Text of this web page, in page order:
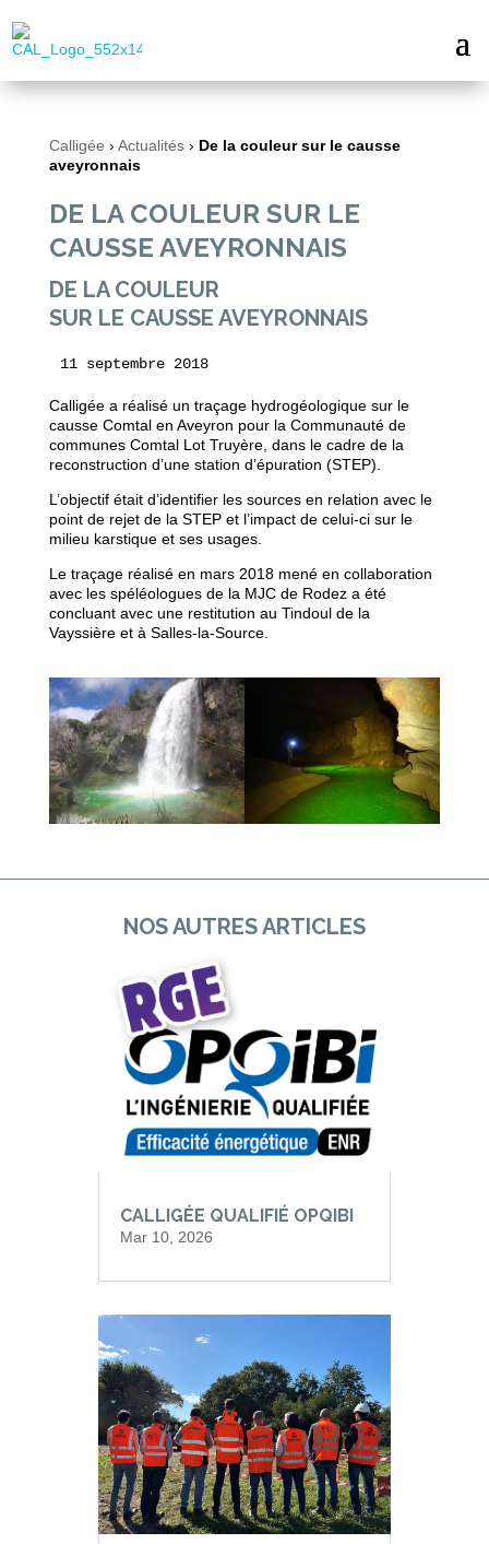
Calligée › Actualités› De la couleur sur le causse
aveyronnais
DE LA COULEUR SUR LE
CAUSSE AVEYRONNAIS
DE LA COULEUR
SUR LE CAUSSE AVEYRONNAIS
11 septembre 2018
Calligée a réalisé un traçage hydrogéologique sur le
causse Comtal en Aveyron pour la Communauté de
communes Comtal Lot Truyère, dans le cadre de la
reconstruction d’une station d’épuration (STEP).
L’objectif était d’identifier les sources en relation avec le
point de rejet de la STEP et l’impact de celui-ci sur le
milieu karstique et ses usages.
Le traçage réalisé en mars 2018 mené en collaboration
avec les spéléologues de la MJC de Rodez a été
concluant avec une restitution au Tindoul de la
Vayssière et à Salles-la-Source.
NOS AUTRES ARTICLES
CALLIGÉE QUALIFIÉ OPQIBI
Mar 10, 2026